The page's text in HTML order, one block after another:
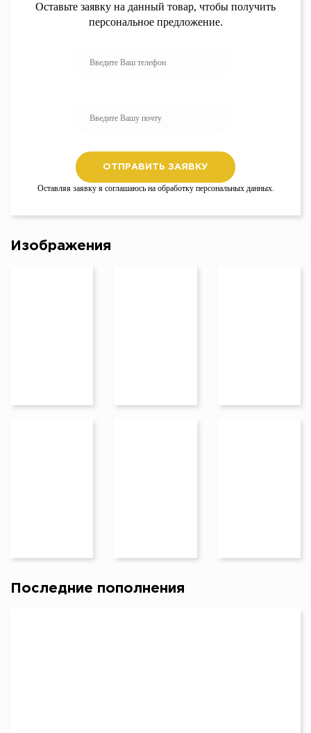
Оставьте заявку на данный товар, чтобы получить
персональное предложение.
Оставляя заявку я соглашаюсь на обработку персональных данных.
Изображения
Последние пополнения